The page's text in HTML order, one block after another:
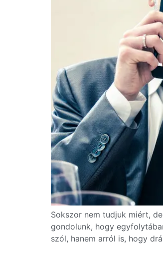
Sokszor nem tudjuk miért,
gondolunk, hogy
szól, hanem arról is, hogy